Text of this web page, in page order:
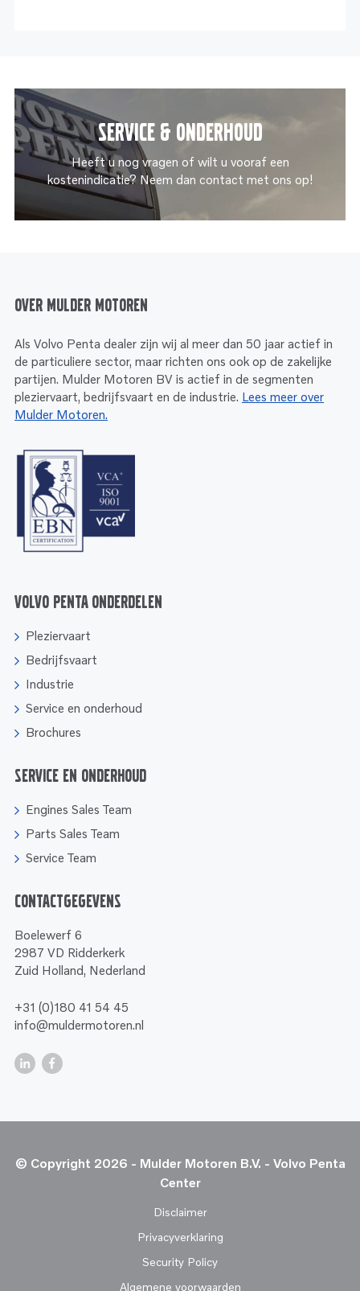
Service & onderhoud
Heeft u nog vragen of wilt u vooraf een
kostenindicatie? Neem dan contact met ons op!
Over Mulder Motoren
Als Volvo Penta dealer zijn wij al meer dan 50 jaar actief in
de particuliere sector, maar richten ons ook op de zakelijke
partijen. Mulder Motoren BV is actief in de segmenten
pleziervaart, bedrijfsvaart en de industrie. Lees meer over
Mulder Motoren.
Volvo Penta onderdelen
Pleziervaart
Bedrijfsvaart
Industrie
Service en onderhoud
Brochures
Service en onderhoud
Engines Sales Team
Parts Sales Team
Service Team
Contactgegevens
Boelewerf 6
2987 VD Ridderkerk
Zuid Holland, Nederland
+31 (0)180 41 54 45
info@muldermotoren.nl
© Copyright 2026 - Mulder Motoren B.V. - Volvo Penta
Center
Disclaimer
Privacyverklaring
Security Policy
Algemene voorwaarden